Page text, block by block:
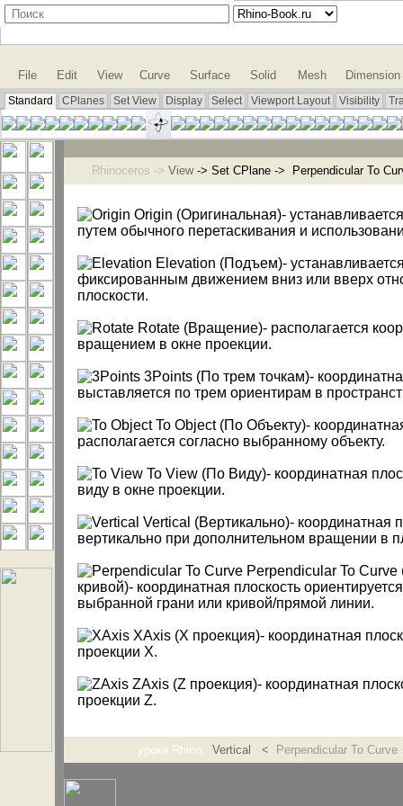
Standard CPlanes Set View Display Select Viewport Layout Visibility
File Edit View Curve Surface Solid Mesh Dimension
Rhinoceros -> View-> Set CPlane -> Perpendicular To
Origin (Оригинальная)-
путем обычного перетаскивания и
Elevation (Подъем)-
фиксированным движением вниз или вверх
плоскости.
Rotate (Вращение)- располагается
вращением в окне проекции.
3Points (По трем точкам)-
выставляется по трем ориентирам в
To Object (По Объекту)-
располагается согласно выбранному объекту.
To View (По Виду)- координатная
виду в окне проекции.
Vertical (Вертикально)- координатная
вертикально при дополнительном вращении в
Perpendicular To
кривой)- координатная плоскость
выбранной грани или кривой/прямой линии.
XAxis (X проекция)- координатная
проекции X.
ZAxis (Z проекция)- координатная
проекции Z.
уроки Rhino: Vertical < Perpendicular To Curve